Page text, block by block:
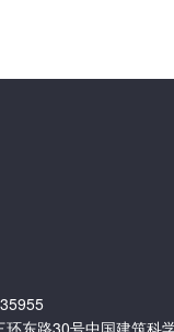
东路30号中国建筑科